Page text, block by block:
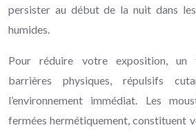
persister au début de la nuit dans
humides.
Pour réduire votre exposition, un
barrières physiques, répulsifs
l’environnement immédiat. Les
fermées hermétiquement, constituent